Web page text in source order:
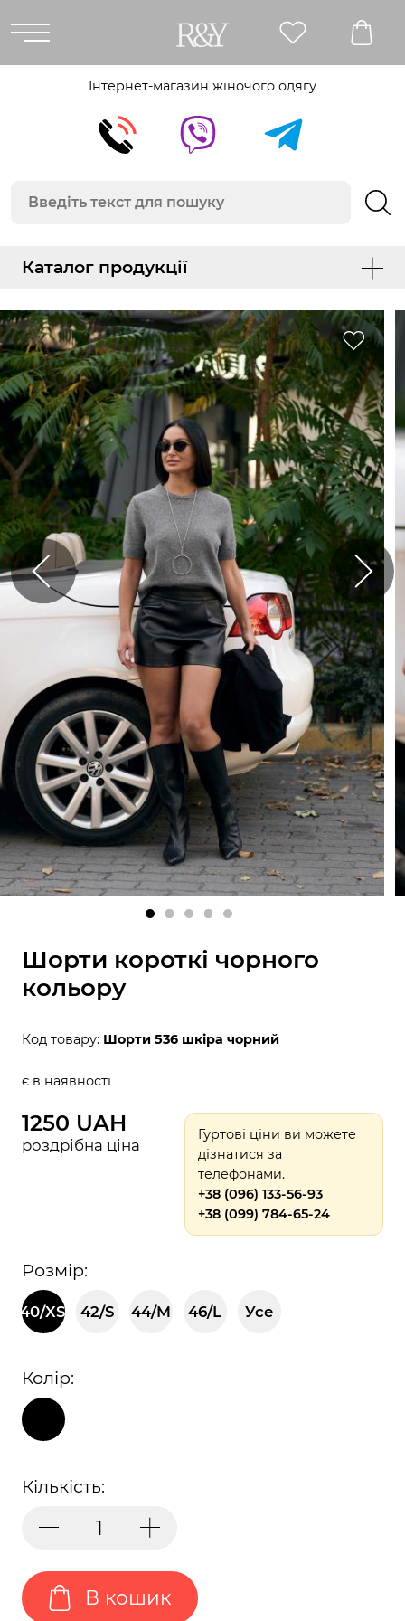
Інтернет-магазин жіночого одягу
Каталог продукції
Шорти короткі чорного
кольору
Код товару: Шорти 536 шкіра чорний
є в наявності
1250 UAH
роздрібна ціна
Гуртові ціни ви можете
дізнатися за
телефонами.
+38 (096) 133-56-93
+38 (099) 784-65-24
Розмір:
40/XS 42/S 44/M 46/L Усе
Колір:
Кількість:
В кошик